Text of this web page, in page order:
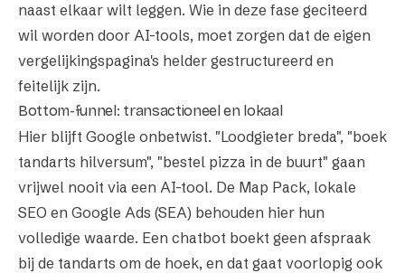
naast elkaar wilt leggen. Wie in deze fase geciteerd
wil worden door AI-tools, moet zorgen dat de eigen
vergelijkingspagina's helder gestructureerd en
feitelijk zijn.
Bottom-funnel: transactioneel en lokaal
Hier blijft Google onbetwist. "Loodgieter breda", "boek
tandarts hilversum", "bestel pizza in de buurt" gaan
vrijwel nooit via een AI-tool. De Map Pack, lokale
SEO en Google Ads (SEA) behouden hier hun
volledige waarde. Een chatbot boekt geen afspraak
bij de tandarts om de hoek, en dat gaat voorlopig ook